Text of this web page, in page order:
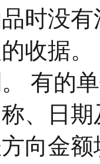
时没
收据。
有的
、日
向金